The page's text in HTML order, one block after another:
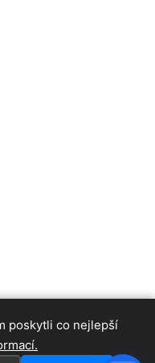
poskytli co nejlepší